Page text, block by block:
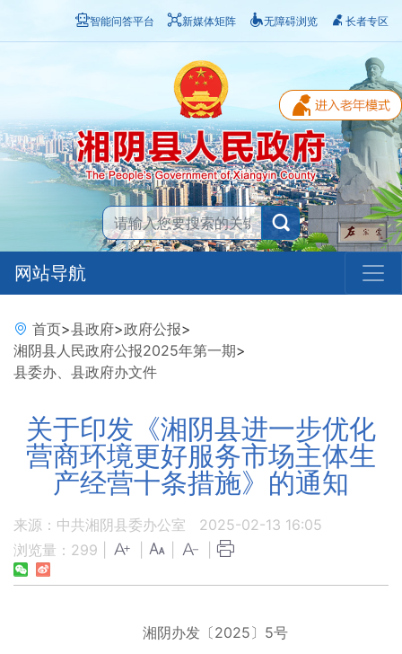
智能问答平台 新媒体矩阵 无障碍浏览 长者专区
网站导航
首页>县政府>政府公报>
湘阴县人民政府公报2025年第一期>
县委办、县政府办文件
关于印发《湘阴县进一步优化
营商环境更好服务市场主体生
产经营十条措施》的通知
来源：中共湘阴县委办公室
2025-02-13 16:05
浏览量： 299
湘阴办发〔2025〕5号